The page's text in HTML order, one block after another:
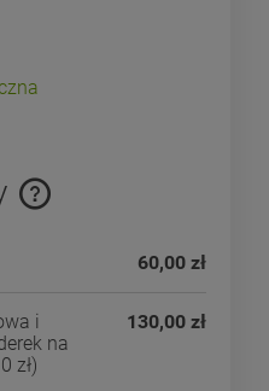
kosztów płatności
60,00 zł
i
na
zł)
130,00 zł